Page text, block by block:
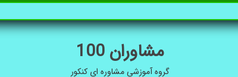
مشاوران 100
گروه آموزشی مشاوره ای کنکور